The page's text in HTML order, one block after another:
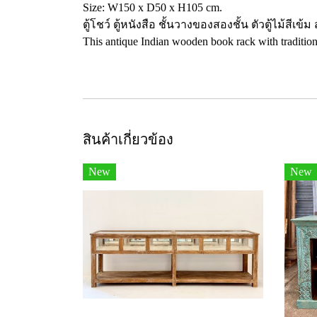
Size: W150 x D50 x H105 cm.
ตู้โชว์ ตู้หนังสือ ชั้นวางของสองชั้น ตัวตู้ไม้สีเข้ม
This antique Indian wooden book rack with
สินค้าเกี่ยวข้อง
New New